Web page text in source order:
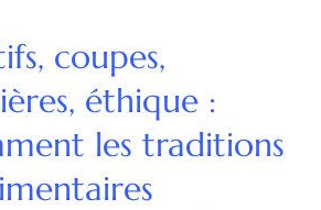
coupes,
éthique :
les traditions